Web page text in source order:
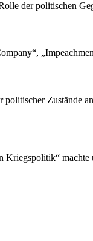
der politischen
Zustände